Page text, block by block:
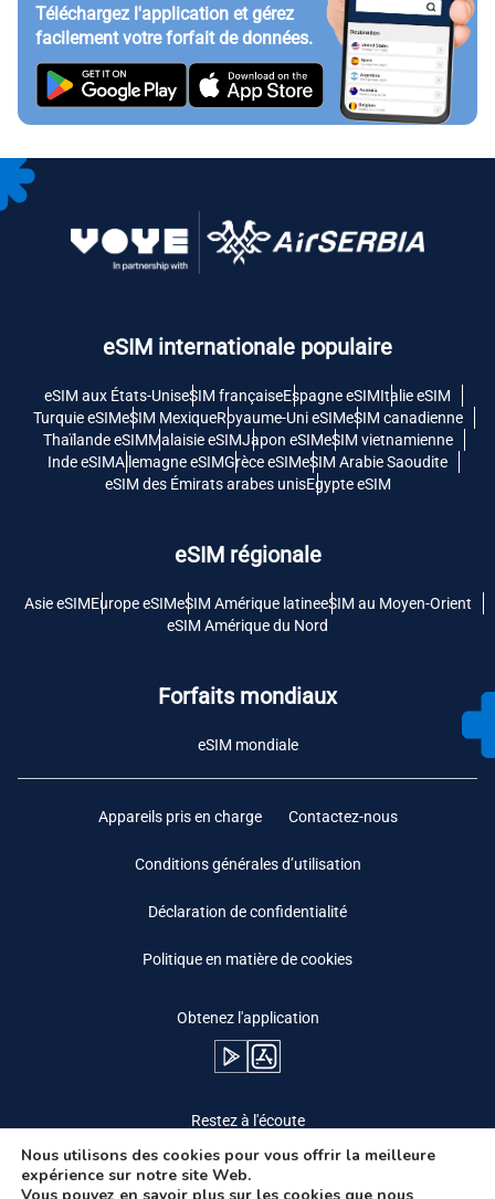
Téléchargez l'application et gérez
facilement votre forfait de données.
eSIM internationale populaire
eSIM aux États-UniseSIM françaiseEspagne eSIMItalie eSIM
Turquie eSIMeSIM MexiqueRoyaume-Uni eSIMeSIM canadienne
Thaïlande eSIMMalaisie eSIMJapon eSIMeSIM vietnamienne
Inde eSIMAllemagne eSIMGrèce eSIMeSIM Arabie Saoudite
eSIM des Émirats arabes unisEgypte eSIM
eSIM régionale
Asie eSIMEurope eSIMeSIM Amérique latineeSIM au Moyen-Orient
eSIM Amérique du Nord
Forfaits mondiaux
eSIM mondiale
Appareils pris en charge Contactez-nous
Conditions générales d’utilisation
Déclaration de confidentialité
Politique en matière de cookies
Obtenez l'application
Restez à l'écoute
Nous utilisons des cookies pour vous offrir la meilleure
expérience sur notre site Web.